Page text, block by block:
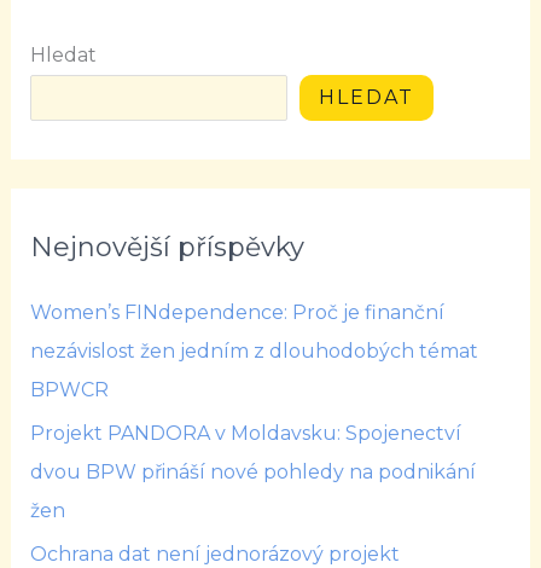
Hledat
HLEDAT
Nejnovější příspěvky
Women’s FINdependence: Proč je finanční
nezávislost žen jedním z dlouhodobých témat
BPWCR
Projekt PANDORA v Moldavsku: Spojenectví
dvou BPW přináší nové pohledy na podnikání
žen
Ochrana dat není jednorázový projekt